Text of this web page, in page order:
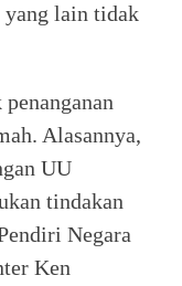
lain tidak
Alasannya,
UU
tindakan
Negara
Ken